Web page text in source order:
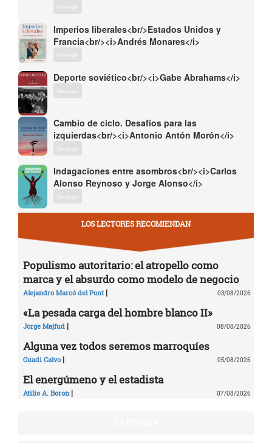
Descargar
Imperios liberales<br/>Estados Unidos y
Francia<br/><i>Andrés Monares</i>
Descargar
Deporte soviético<br/><i>Gabe Abrahams</i>
Descargar
Cambio de ciclo. Desafíos para las
izquierdas<br/><i>Antonio Antón Morón</i>
Descargar
Indagaciones entre asombros<br/><i>Carlos
Alonso Reynoso y Jorge Alonso</i>
Descargar
LOS LECTORES RECOMIENDAN
Populismo autoritario: el atropello como
marca y el absurdo como modelo de negocio
Alejandro Marcó del Pont | 03/08/2026
«La pesada carga del hombre blanco II»
Jorge Majfud | 08/08/2026
Alguna vez todos seremos marroquíes
Guadi Calvo | 05/08/2026
El energúmeno y el estadista
Atilio A. Boron| 07/08/2026